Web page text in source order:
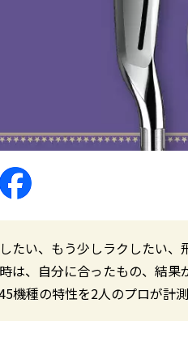
たい、もう少しラクしたい
は、自分に合ったもの、結
機種の特性を2人のプロが計